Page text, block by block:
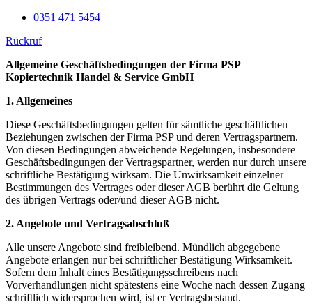
0351 471 5454
Rückruf
Allgemeine Geschäftsbedingungen der Firma PSP
Kopiertechnik Handel & Service GmbH
1. Allgemeines
Diese Geschäftsbedingungen gelten für sämtliche geschäftlichen
Beziehungen zwischen der Firma PSP und deren Vertragspartnern.
Von diesen Bedingungen abweichende Regelungen, insbesondere
Geschäftsbedingungen der Vertragspartner, werden nur durch unsere
schriftliche Bestätigung wirksam. Die Unwirksamkeit einzelner
Bestimmungen des Vertrages oder dieser AGB berührt die Geltung
des übrigen Vertrags oder/und dieser AGB nicht.
2. Angebote und Vertragsabschluß
Alle unsere Angebote sind freibleibend. Mündlich abgegebene
Angebote erlangen nur bei schriftlicher Bestätigung Wirksamkeit.
Sofern dem Inhalt eines Bestätigungsschreibens nach
Vorverhandlungen nicht spätestens eine Woche nach dessen Zugang
schriftlich widersprochen wird, ist er Vertragsbestand.